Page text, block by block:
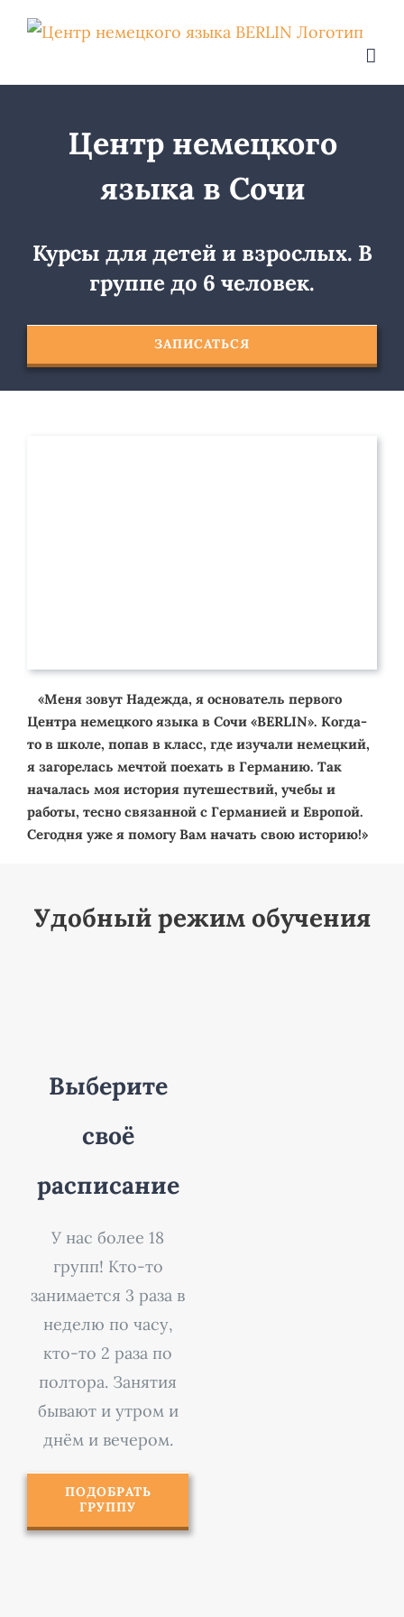
Skip
Центр немецкого
языка в Сочи
Курсы для детей и взрослых. В
группе до 6 человек.
ЗАПИСАТЬСЯ
«Меня зовут Надежда, я основатель первого
Центра немецкого языка в Сочи «BERLIN». Когда-
то в школе, попав в класс, где изучали немецкий,
я загорелась мечтой поехать в Германию. Так
началась моя история путешествий, учебы и
работы, тесно связанной с Германией и Европой.
Сегодня уже я помогу Вам начать свою историю!»
Удобный режим обучения
Выберите
своё
расписание
У нас более 18
групп! Кто-то
занимается 3 раза в
неделю по часу,
кто-то 2 раза по
полтора. Занятия
бывают и утром и
днём и вечером.
ПОДОБРАТЬ
ГРУППУ